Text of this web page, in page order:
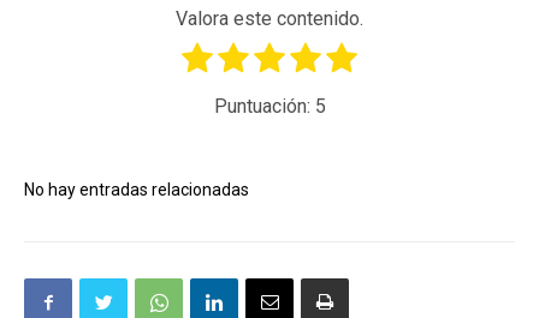
Valora este contenido.
Puntuación: 5
No hay entradas relacionadas